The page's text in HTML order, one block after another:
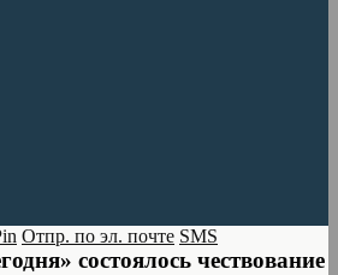
Отпр. по эл. почте SMS
состоялось чествование